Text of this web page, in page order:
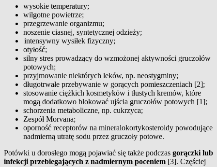
wysokie temperatury;
wilgotne powietrze;
przegrzewanie organizmu;
noszenie ciasnej, syntetycznej odzieży;
intensywny wysiłek fizyczny;
otyłość;
silny stres prowadzący do wzmożonej aktywności gruczołów
potowych;
przyjmowanie niektórych leków, np. neostygminy;
długotrwałe przebywanie w gorących pomieszczeniach [2];
stosowanie ciężkich kosmetyków i tłustych kremów, które
mogą dodatkowo blokować ujścia gruczołów potowych [1];
schorzenia metaboliczne, np. cukrzyca;
Zespół Morvana;
oporność receptorów na mineralokortykosteroidy powodujące
nadmierną utratę sodu przez gruczoły potowe.
Potówki u dorosłego mogą pojawiać się także podczas gorączki lub
infekcji przebiegających z nadmiernym poceniem [3]. Częściej